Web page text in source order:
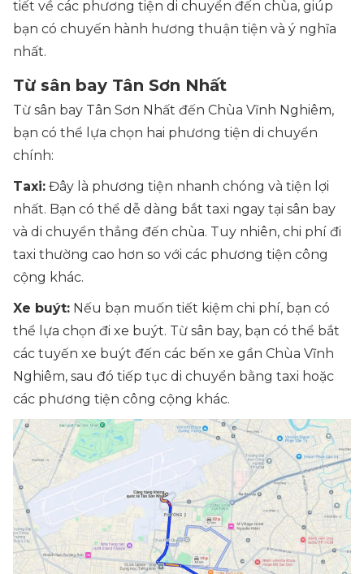
tiết về các phương tiện di chuyển đến chùa, giúp
bạn có chuyến hành hương thuận tiện và ý nghĩa
nhất.
Từ sân bay Tân Sơn Nhất
Từ sân bay Tân Sơn Nhất đến Chùa Vĩnh Nghiêm,
bạn có thể lựa chọn hai phương tiện di chuyển
chính:
Taxi: Đây là phương tiện nhanh chóng và tiện lợi
nhất. Bạn có thể dễ dàng bắt taxi ngay tại sân bay
và di chuyển thẳng đến chùa. Tuy nhiên, chi phí đi
taxi thường cao hơn so với các phương tiện công
cộng khác.
Xe buýt: Nếu bạn muốn tiết kiệm chi phí, bạn có
thể lựa chọn đi xe buýt. Từ sân bay, bạn có thể bắt
các tuyến xe buýt đến các bến xe gần Chùa Vĩnh
Nghiêm, sau đó tiếp tục di chuyển bằng taxi hoặc
các phương tiện công cộng khác.